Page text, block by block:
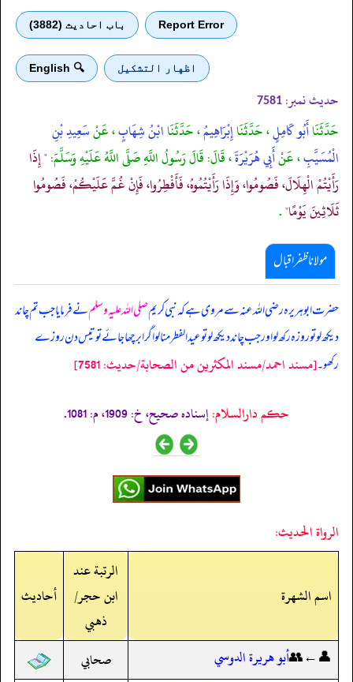
Report Error باب احادیث (3882)
اظهار التشكيل 🔍 English
حدیث نمبر: 7581
حَدَّثَنَاأَبُو كَامِلٍ، حَدَّثَنَاإِبْرَاهِيمُ، حَدَّثَنَاابْنُ شِهَابٍ، عَنْسَعِيدِ بْنِ
الْمُسَيَّبِ، عَنْأَبِي هُرَيْرَةَ، قَالَ: قَالَ رَسُولُ اللَّهِ صَلَّى اللَّهُ عَلَيْهِ وَسَلَّمَ:" إِذَا
رَأَيْتُمْ الْهِلَالَ، فَصُومُوا، وَإِذَا رَأَيْتُمُوهُ، فَأَفْطِرُوا، فَإِنْ غُمَّ عَلَيْكُمْ، فَصُومُوا
ثَلَاثِينَ يَوْمًا".
مولانا ظفر اقبال
حضرت ابوہریرہ رضی اللہ عنہ سے مروی ہے کہ نبی کریمصلی اللہ علیہ وسلمنے فرمایا جب تم چاند
دیکھ لو تو روزہ رکھ لو اور جب چاند دیکھ لو تو عید الفطر منا لو اگر ابر چھا جائے تو تیس دن روزے
رکھو۔[مسند احمد/مسند المكثرين من الصحابة/حدیث: 7581]
حکم دارالسلام:إسناده صحيح، خ: 1909، م: 1081.
الرواة الحديث:
اسم الشهرة
الرتبة عند
ابن حجر/
ذهبي
أحاديث
👤←👥أبو هريرة الدوسي
صحابي